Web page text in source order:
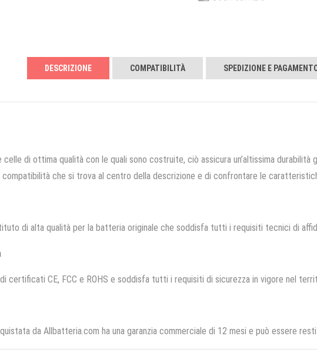
DESCRIZIONE COMPATIBILITÀ SPEDIZIONE E
di ottima qualità con le quali sono costruite, ciò assicura un’altissima
che si trova al centro della descrizione e di confrontare le
di alta qualità per la batteria originale che soddisfa tutti i requisiti tecnici di
certificati CE, FCC e ROHS e soddisfa tutti i requisiti di sicurezza in vigore nel
da Allbatteria.com ha una garanzia commerciale di 12 mesi e può essere